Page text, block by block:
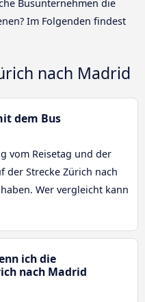
Busunternehmen die
Im Folgenden findest
nach Madrid
dem Bus
vom Reisetag und der
der Strecke Zürich nach
Wer vergleicht kann
ich die
nach Madrid